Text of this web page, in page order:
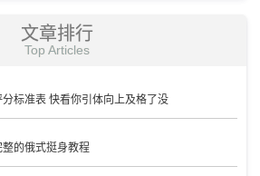
文章排行
Top Articles
标准表 快看你引体向上及格了没
的俄式挺身教程